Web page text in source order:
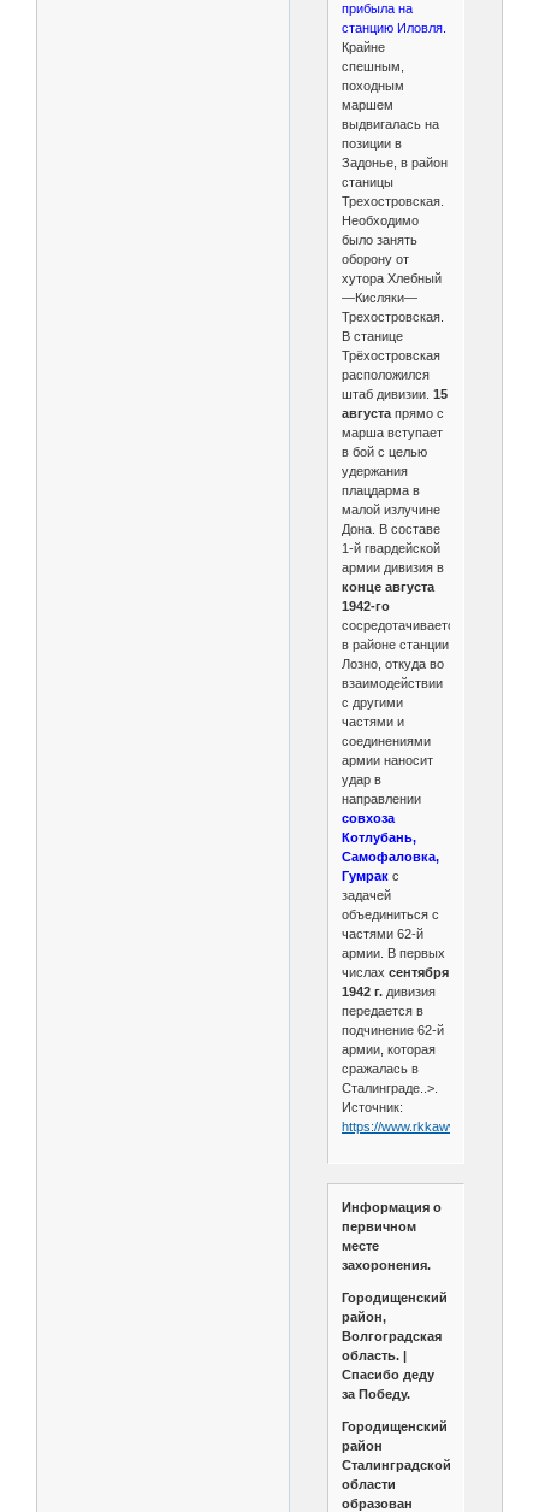
прибыла на
станцию Иловля.
Крайне
спешным,
походным
маршем
выдвигалась на
позиции в
Задонье, в район
станицы
Трехостровская.
Необходимо
было занять
оборону от
хутора Хлебный
—Кисляки—
Трехостровская.
В станице
Трёхостровская
расположился
штаб дивизии. 15
августапрямо с
марша вступает
в бой с целью
удержания
плацдарма в
малой излучине
Дона. В составе
1-й гвардейской
армии дивизия в
конце августа
1942-го
сосредотачивается
в районе станции
Лозно, откуда во
взаимодействии
с другими
частями и
соединениями
армии наносит
удар в
направлении
совхоза
Котлубань,
Самофаловка,
Гумракс
задачей
объединиться с
частями 62-й
армии. В первых
числах сентября
1942 г.дивизия
передается в
подчинение 62-й
армии, которая
сражалась в
Сталинграде..>.
Источник:
https://www.rkkawwii.ru/division/
Информация о
первичном
месте
захоронения.
Городищенский
район,
Волгоградская
область. |
Спасибо деду
за Победу.
Городищенский
район
Сталинградской
области
образован